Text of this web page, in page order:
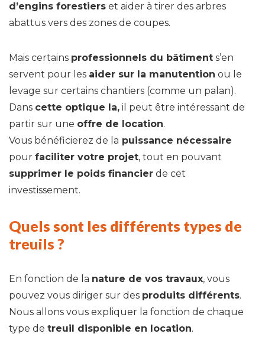
d’engins forestiers et aider à tirer des arbres
abattus vers des zones de coupes.
Mais certains professionnels du bâtiment s’en
servent pour les aider sur la manutention ou le
levage sur certains chantiers (comme un palan).
Dans cette optique la, il peut être intéressant de
partir sur une offre de location.
Vous bénéficierez de la puissance nécessaire
pour faciliter votre projet, tout en pouvant
supprimer le poids financier de cet
investissement.
Quels sont les différents types de
treuils ?
En fonction de la nature de vos travaux, vous
pouvez vous diriger sur des produits différents.
Nous allons vous expliquer la fonction de chaque
type de treuil disponible en location.